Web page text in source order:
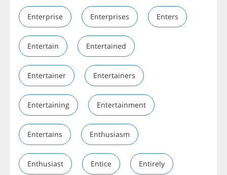
Enterprise Enterprises Enters
Entertain Entertained
Entertainer Entertainers
Entertaining Entertainment
Entertains Enthusiasm
Enthusiast Entice Entirely